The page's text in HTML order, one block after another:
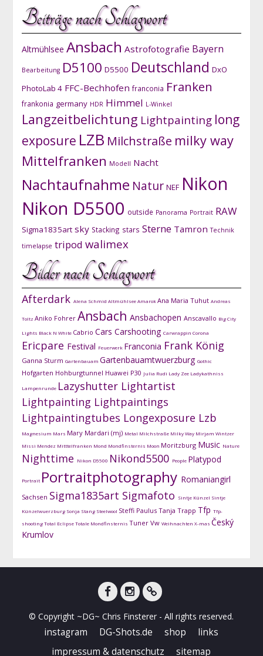
Beiträge nach Schlagwort
Altmühlsee Ansbach Astrofotografie Bayern
Bearbeitung D5100 D5500 Deutschland DxO
PhotoLab 4 FFC-Bechhofen franconia Franken
frankonia germany HDR Himmel L-Winkel
Langzeitbelichtung Lightpainting long
exposure LZB Milchstraße milky way
Mittelfranken Modell Nacht
Nachtaufnahme Natur NEF Nikon
Nikon D5500 outside Panorama Portrait RAW
Sigma1835art sky Stacking stars Sterne Tamron Technik
timelapse tripod walimex
Bilder nach Schlagwort
Afterdark Alena Schmid AltmühlseeAmarokAna Maria Tuhut Andreas
Toltz Aniko Fohrer Ansbach Ansbachopen Anscavallo Big City
Lights Black N White Cabrio Cars Carshooting Carwrappin Corona
Ericpare Festival Feuerwerk Franconia Frank König
Ganna Sturm Gartenbauam Gartenbauamtwuerzburg Gothic
Hofgarten Hohburgtunnel Huawei P30 Julia Rudi Lady Zee Ladykathniss
Lampenrunde Lazyshutter Lightartist
Lightpainting Lightpaintings
Lightpaintingtubes Longexposure Lzb
Magnesium Mars Mary Mardari (mj) Metal Milchstraße Milky Way Mirjam Wintzer
Missi Mendez Mitttelfranken Mond Mondfinsternis Moon Moritzburg Music Nature
Nighttime Nikon D5500 Nikond5500 People Platypod
Portrait Portraitphotography Romaniangirl
Sachsen Sigma1835art Sigmafoto Sintje Künzel Sintje
Künzelwuerzburg Sonja Stang Steelwool Steffi Paulus Tanja Trapp Tfp Tfp-
shootingTotal EclipseTotale Mondfinsternis Tuner Vw Weihnachten X-mas Český
Krumlov
© Copyright ~DG~ Chris Finsterer - All rights reserved.
instagram DG-Shots.de shop
links
impressum & datenschutz
sitemap